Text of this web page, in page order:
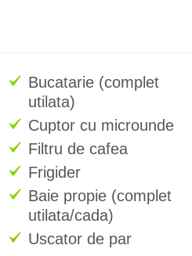
Bucatarie (complet
utilata)
Cuptor cu microunde
Filtru de cafea
Frigider
Baie propie (complet
utilata/cada)
Uscator de par